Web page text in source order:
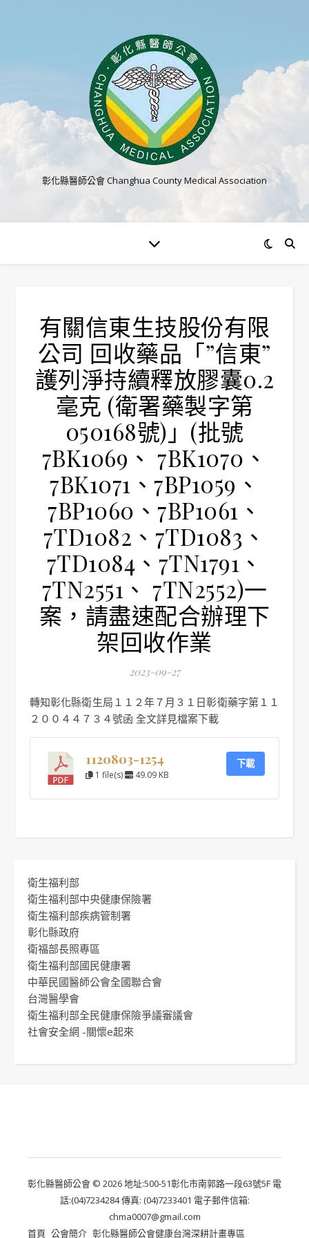
彰化縣醫師公會 Changhua County Medical Association
有關信東生技股份有限
公司 回收藥品「”信東”
護列淨持續釋放膠囊0.2
毫克 (衛署藥製字第
050168號)」(批號
7BK1069、 7BK1070、
7BK1071、7BP1059、
7BP1060、7BP1061、
7TD1082、7TD1083、
7TD1084、7TN1791、
7TN2551、 7TN2552)一
案，請盡速配合辦理下
架回收作業
2023-09-27
轉知彰化縣衛生局１１２年７月３１日彰衛藥字第１１
２００４４７３４號函 全文詳見檔案下載
1120803-1254
1 file(s) 49.09 KB
下載
衛生福利部
衛生福利部中央健康保險署
衛生福利部疾病管制署
彰化縣政府
衛福部長照專區
衛生福利部國民健康署
中華民國醫師公會全國聯合會
台灣醫學會
衛生福利部全民健康保險爭議審議會
社會安全網 -關懷e起來
彰化縣醫師公會 © 2026 地址:500-51彰化市南郭路一段63號5F 電
話:(04)7234284 傳真: (04)7233401 電子郵件信箱:
chma0007@gmail.com
首頁 公會簡介 彰化縣醫師公會健康台灣深耕計畫專區